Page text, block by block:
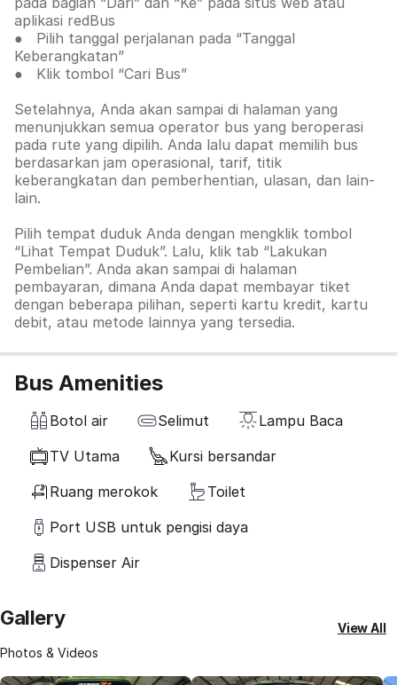
aplikasi redBus
● Pilih tanggal perjalanan pada “Tanggal
Keberangkatan”
● Klik tombol “Cari Bus”
Setelahnya, Anda akan sampai di halaman yang
menunjukkan semua operator bus yang beroperasi
pada rute yang dipilih. Anda lalu dapat memilih bus
berdasarkan jam operasional, tarif, titik
keberangkatan dan pemberhentian, ulasan, dan lain-
lain.
Pilih tempat duduk Anda dengan mengklik tombol
“Lihat Tempat Duduk”. Lalu, klik tab “Lakukan
Pembelian”. Anda akan sampai di halaman
pembayaran, dimana Anda dapat membayar tiket
dengan beberapa pilihan, seperti kartu kredit, kartu
debit, atau metode lainnya yang tersedia.
Bus Amenities
Botol air Selimut
Lampu Baca
TV Utama
Kursi bersandar
Ruang merokok
Toilet
Port USB untuk pengisi daya
Dispenser Air
Gallery
Photos & Videos
View All